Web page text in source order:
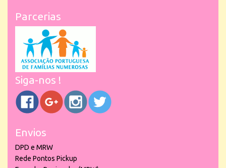
Parcerias
Siga-nos !
Envios
DPD e MRW
Rede Pontos Pickup